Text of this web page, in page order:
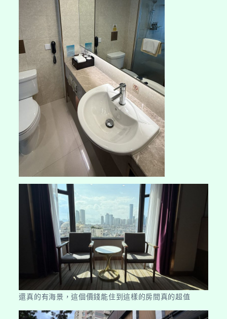
還真的有海景，這個價錢能住到這樣的房間真的超值